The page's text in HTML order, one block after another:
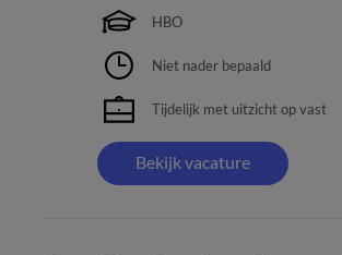
HBO
Niet nader bepaald
Tijdelijk met uitzicht op vast
Bekijk vacature